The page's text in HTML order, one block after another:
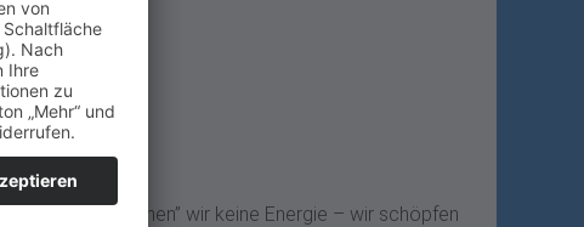
„verbrauchen” wir keine Energie – wir schöpfen